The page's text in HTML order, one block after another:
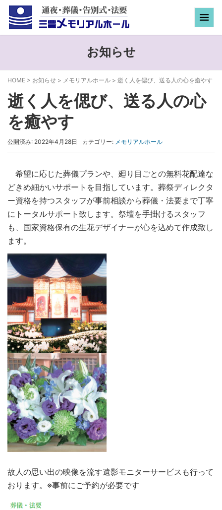
お知らせ
HOME > お知らせ > メモリアルホール > 逝く人を偲び、送る人の心を癒やす
逝く人を偲び、送る人の心
を癒やす
公開済み: 2022年4月28日 カテゴリー: メモリアルホール
希望に応じた葬儀プランや、廻り目ごとの無料花配達な
どきめ細かいサポートを目指しています。葬祭ディレクタ
ー資格を持つスタッフが事前相談から葬儀・法要まで丁寧
にトータルサポート致します。祭壇を手掛けるスタッフ
も、国家資格保有の生花デザイナーが心を込めて作成致し
ます。
故人の思い出の映像を流す遺影モニターサービスも行って
おります。※事前にご予約が必要です